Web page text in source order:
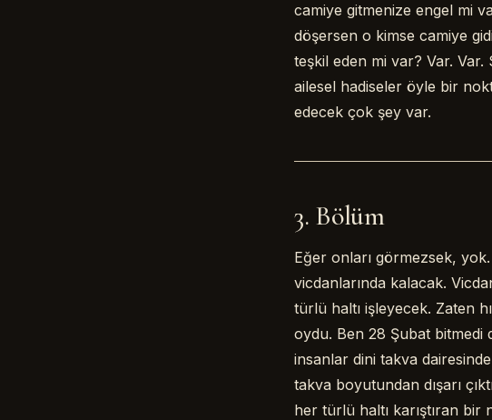
camiye gitmenize engel mi
döşersen o kimse camiye
teşkil eden mi var? Var.
ailesel hadiseler öyle bir
edecek çok şey var.
3. Bölüm
Eğer onları görmezsek,
vicdanlarında kalacak.
türlü haltı işleyecek. Zaten
oydu. Ben 28 Şubat bitmedi
insanlar dini takva
takva boyutundan dışarı
her türlü haltı karıştıran